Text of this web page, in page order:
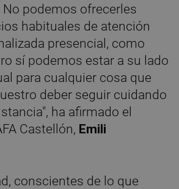
podemos ofrecerles
habituales de atención
presencial, como
sí podemos estar a su lado
para cualquier cosa que
deber seguir cuidando
ha afirmado el
Castellón, Emili
conscientes de lo que